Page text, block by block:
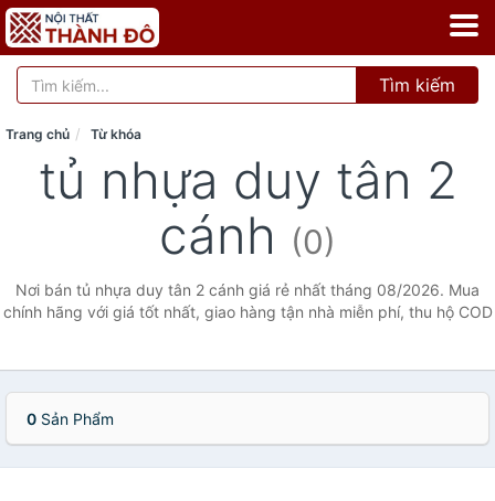
Tìm kiếm
Trang chủ Từ khóa
tủ nhựa duy tân 2
cánh (0)
Nơi bán tủ nhựa duy tân 2 cánh giá rẻ nhất tháng 08/2026. Mua
chính hãng với giá tốt nhất, giao hàng tận nhà miễn phí, thu hộ COD
0 Sản Phẩm